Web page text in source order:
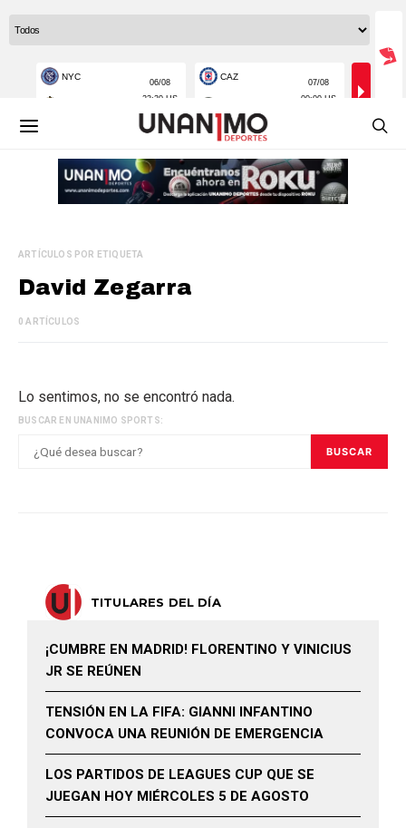
ARTÍCULOS POR ETIQUETA
David Zegarra
0 ARTÍCULOS
Lo sentimos, no se encontró nada.
BUSCAR EN UNANIMO SPORTS:
BUSCAR
TITULARES DEL DÍA
¡CUMBRE EN MADRID! FLORENTINO Y VINICIUS
JR SE REÚNEN
TENSIÓN EN LA FIFA: GIANNI INFANTINO
CONVOCA UNA REUNIÓN DE EMERGENCIA
LOS PARTIDOS DE LEAGUES CUP QUE SE
JUEGAN HOY MIÉRCOLES 5 DE AGOSTO